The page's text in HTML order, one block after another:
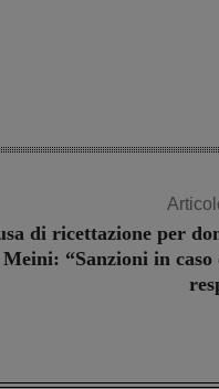
di ricettazione per
Meini: “Sanzioni in